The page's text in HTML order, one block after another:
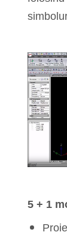
5 + 1